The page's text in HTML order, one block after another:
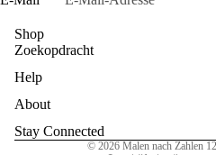
Shop
Zoekopdracht
Help
About
Stay Connected
© 2026 Malen nach Zahlen
Datenschutzerklärung
Widerrufsrecht
AGB
Kontaktinformationen